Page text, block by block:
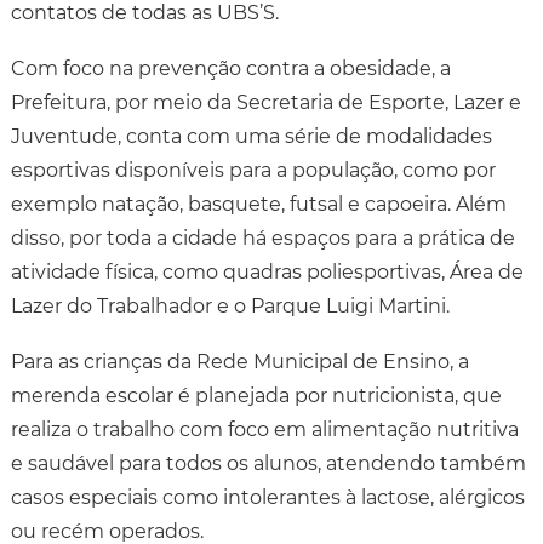
contatos de todas as UBS’S.
Com foco na prevenção contra a obesidade, a
Prefeitura, por meio da Secretaria de Esporte, Lazer e
Juventude, conta com uma série de modalidades
esportivas disponíveis para a população, como por
exemplo natação, basquete, futsal e capoeira. Além
disso, por toda a cidade há espaços para a prática de
atividade física, como quadras poliesportivas, Área de
Lazer do Trabalhador e o Parque Luigi Martini.
Para as crianças da Rede Municipal de Ensino, a
merenda escolar é planejada por nutricionista, que
realiza o trabalho com foco em alimentação nutritiva
e saudável para todos os alunos, atendendo também
casos especiais como intolerantes à lactose, alérgicos
ou recém operados.